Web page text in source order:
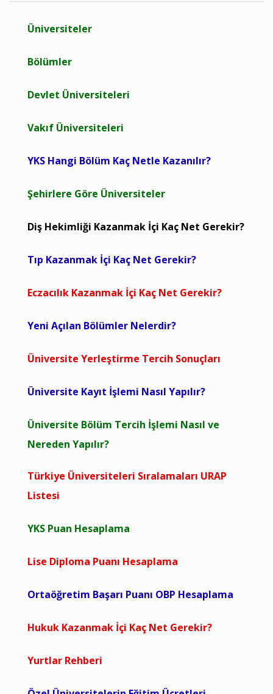
Üniversiteler
Bölümler
Devlet Üniversiteleri
Vakıf Üniversiteleri
YKS Hangi Bölüm Kaç Netle Kazanılır?
Şehirlere Göre Üniversiteler
Diş Hekimliği Kazanmak İçi Kaç Net Gerekir?
Tıp Kazanmak İçi Kaç Net Gerekir?
Eczacılık Kazanmak İçi Kaç Net Gerekir?
Yeni Açılan Bölümler Nelerdir?
Üniversite Yerleştirme Tercih Sonuçları
Üniversite Kayıt İşlemi Nasıl Yapılır?
Üniversite Bölüm Tercih İşlemi Nasıl ve
Nereden Yapılır?
Türkiye Üniversiteleri Sıralamaları URAP
Listesi
YKS Puan Hesaplama
Lise Diploma Puanı Hesaplama
Ortaöğretim Başarı Puanı OBP Hesaplama
Hukuk Kazanmak İçi Kaç Net Gerekir?
Yurtlar Rehberi